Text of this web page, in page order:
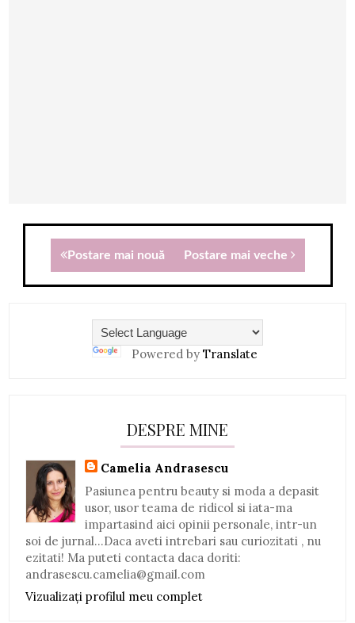
Postare mai nouă Postare mai veche
Powered by Translate
DESPRE MINE
Camelia Andrasescu
Pasiunea pentru beauty si moda a depasit
usor, usor teama de ridicol si iata-ma
impartasind aici opinii personale, intr-un
soi de jurnal...Daca aveti intrebari sau curiozitati , nu
ezitati! Ma puteti contacta daca doriti:
andrasescu.camelia@gmail.com
Vizualizați profilul meu complet